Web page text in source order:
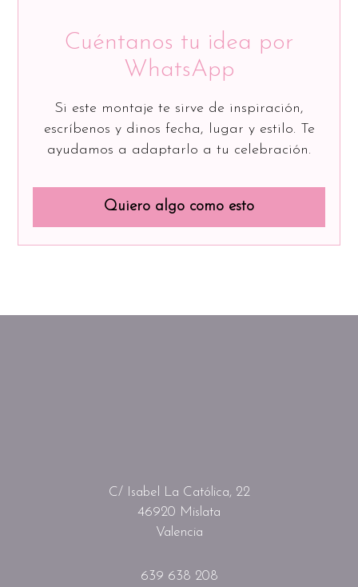
Cuéntanos tu idea por
WhatsApp
Si este montaje te sirve de inspiración,
escríbenos y dinos fecha, lugar y estilo. Te
ayudamos a adaptarlo a tu celebración.
Quiero algo como esto
C/ Isabel La Católica, 22
46920 Mislata
Valencia
639 638 208